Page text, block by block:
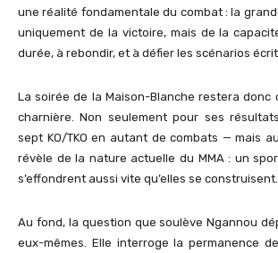
une réalité fondamentale du combat : la
uniquement de la victoire, mais de la
durée, à rebondir, et à défier les scénarios
La soirée de la Maison-Blanche restera donc
charnière. Non seulement pour ses
sept KO/TKO en autant de combats — mais
révèle de la nature actuelle du MMA : un
s’effondrent aussi vite qu’elles se construisent.
Au fond, la question que soulève Ngannou
eux-mêmes. Elle interroge la permanence